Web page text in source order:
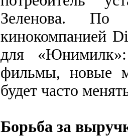
Зеленова. По
кинокомпанией
для
фильмы, новые
будет часто
Борьба за